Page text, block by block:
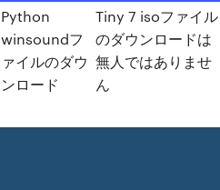
Python
winsoundフ
ァイルのダウ
ンロード
Tiny 7 isoファイル
のダウンロードは
無人ではありませ
ん